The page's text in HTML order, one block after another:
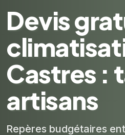
Devis
Castres :
artisans
Repères budgétaires